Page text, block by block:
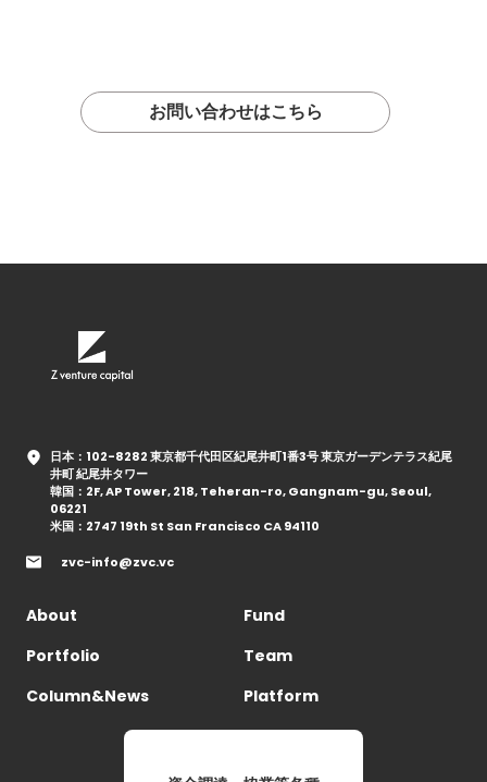
お問い合わせはこちら
日本：102-8282 東京都千代田区紀尾井町1番3号 東京ガーデンテラス紀尾
井町 紀尾井タワー
韓国：2F, AP Tower, 218, Teheran-ro, Gangnam-gu, Seoul,
06221
米国：2747 19th St San Francisco CA 94110
zvc-info@zvc.vc
About
Fund
Portfolio
Team
Column&News
Platform